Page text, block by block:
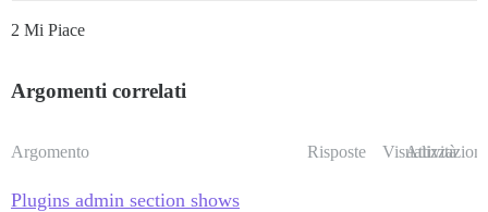
2 Mi Piace
Argomenti correlati
Argomento Risposte Visualizzazioni
Attività
Plugins admin section shows